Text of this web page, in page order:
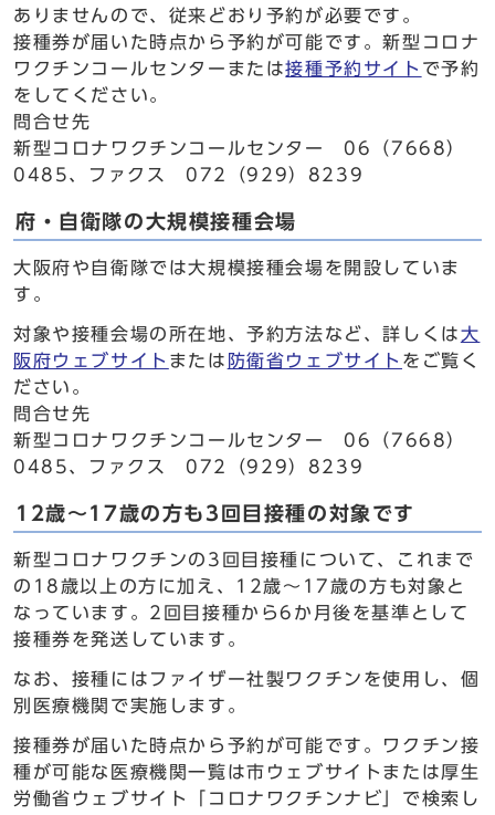
ありませんので、従来どおり予約が必要です。
接種券が届いた時点から予約が可能です。新型コロナ
ワクチンコールセンターまたは接種予約サイト で予約
をしてください。
問合せ先
新型コロナワクチンコールセンター 06（7668）
0485、ファクス 072（929）8239
府・自衛隊の大規模接種会場
大阪府や自衛隊では大規模接種会場を開設していま
す。
対象や接種会場の所在地、予約方法など、詳しくは大
阪府ウェブサイト または 防衛省ウェブサイト をご覧く
ださい。
問合せ先
新型コロナワクチンコールセンター 06（7668）
0485、ファクス 072（929）8239
12歳～17歳の方も3回目接種の対象です
新型コロナワクチンの3回目接種について、これまで
の18歳以上の方に加え、12歳～17歳の方も対象と
なっています。2回目接種から6か月後を基準として
接種券を発送しています。
なお、接種にはファイザー社製ワクチンを使用し、個
別医療機関で実施します。
接種券が届いた時点から予約が可能です。ワクチン接
種が可能な医療機関一覧は市ウェブサイトまたは厚生
労働省ウェブサイト「コロナワクチンナビ」で検索し